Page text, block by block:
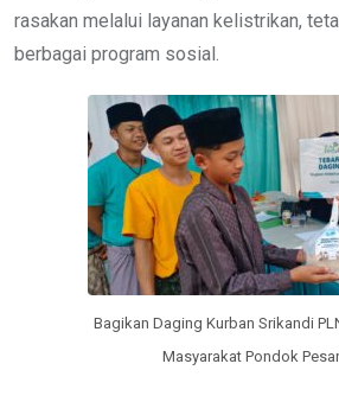
rasakan melalui layanan kelistrikan,
berbagai program sosial.
Bagikan Daging Kurban Srikandi
Masyarakat Pondok